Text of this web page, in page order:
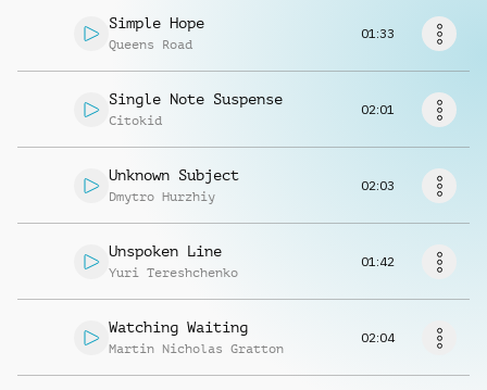
Info
Musikanfrage
Simple Hope
Queens Road
01:33
Single Note Suspense
Citokid
02:01
Unknown Subject
Dmytro Hurzhiy
02:03
Unspoken Line
Yuri Tereshchenko
01:42
Watching Waiting
Martin Nicholas Gratton
02:04